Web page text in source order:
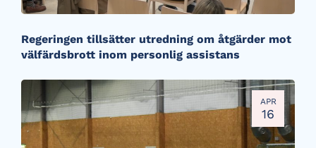
Regeringen tillsätter utredning om åtgärder mot
välfärdsbrott inom personlig assistans
APR
16